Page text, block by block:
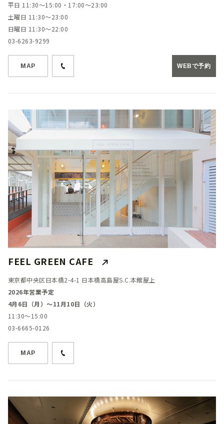
平日 11:30～15:00・17:00～23:00
土曜日 11:30～23:00
日曜日 11:30～22:00
03-6263-9299
MAP WEBで予約
FEEL GREEN CAFE
東京都中央区日本橋2-4-1 日本橋高島屋S.C.本館屋上
2026年営業予定
4月6日（月）～11月10日（火）
11:30～15:00
03-6665-0126
MAP